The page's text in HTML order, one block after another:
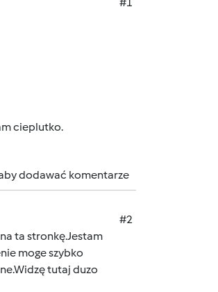
cieplutko.
dodawać komentarze
#2
ta stronkę.Jestam
moge szybko
tutaj duzo